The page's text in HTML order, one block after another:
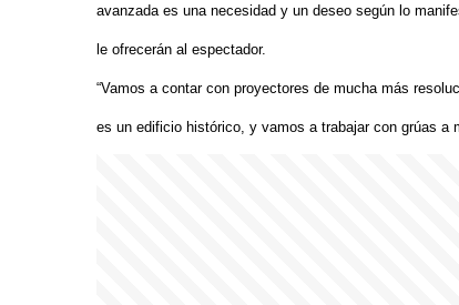
avanzada es una necesidad y un deseo según lo
le ofrecerán al espectador.
“Vamos a contar con proyectores de mucha más
es un edificio histórico, y vamos a trabajar con grúas a